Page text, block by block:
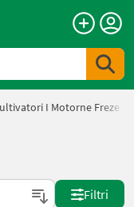
I Motorne Freze
Filtri